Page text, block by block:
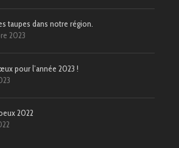
taupes dans notre région.
2023
pour l’année 2023 !
2022